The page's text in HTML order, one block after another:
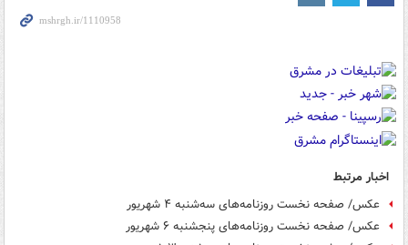
اخبار مرتبط
عکس/ صفحه نخست روزنامه‌های سه‌شنبه ۴ شهریور
عکس/ صفحه نخست روزنامه‌های پنجشنبه ۶ شهریور